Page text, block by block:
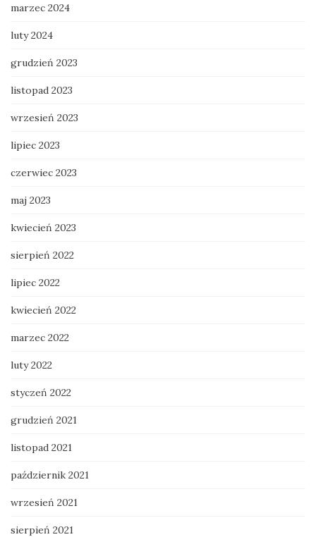
marzec 2024
luty 2024
grudzień 2023
listopad 2023
wrzesień 2023
lipiec 2023
czerwiec 2023
maj 2023
kwiecień 2023
sierpień 2022
lipiec 2022
kwiecień 2022
marzec 2022
luty 2022
styczeń 2022
grudzień 2021
listopad 2021
październik 2021
wrzesień 2021
sierpień 2021